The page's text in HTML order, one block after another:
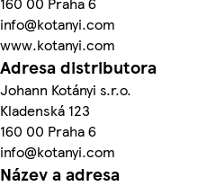
info@kotanyi.com
www.kotanyi.com
Adresa distributora
Johann Kotányi s.r.o.
Kladenská 123
160 00 Praha 6
info@kotanyi.com
Název a adresa